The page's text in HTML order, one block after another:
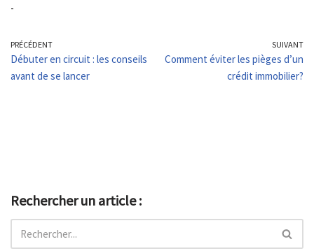
-
PRÉCÉDENT
Débuter en circuit : les conseils
avant de se lancer
SUIVANT
Comment éviter les pièges d’un
crédit immobilier?
Rechercher un article :